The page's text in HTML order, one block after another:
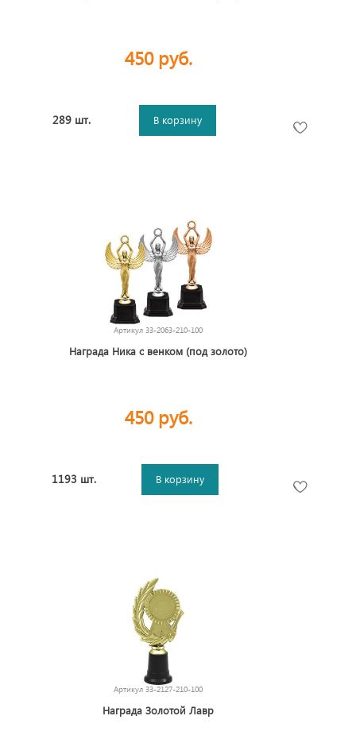
450 руб.
289 шт. В корзину
Артикул 33-2063-210-100
Награда Ника с венком (под золото)
450 руб.
1193 шт. В корзину
Артикул 33-2127-210-100
Награда Золотой Лавр